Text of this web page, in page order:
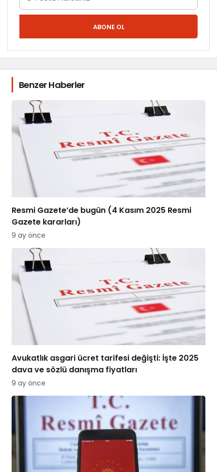
ABONE OL
Benzer Haberler
Resmi Gazete’de bugün (4 Kasım 2025 Resmi
Gazete kararları)
9 ay önce
Avukatlık asgari ücret tarifesi değişti: İşte 2025
dava ve sözlü danışma fiyatları
9 ay önce